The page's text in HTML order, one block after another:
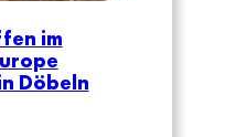
im
Döbeln